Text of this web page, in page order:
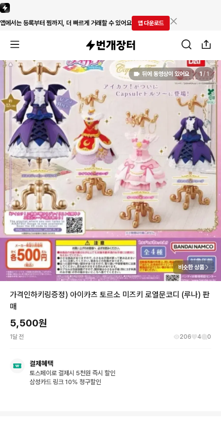
앱에서는 등록부터 찜까지, 더 빠르게 거래할 수 있어요 앱 다운로드
뒤에 동영상이 있어요 1 / 1
비슷한 상품
가격인하키링증정) 아이카츠 토르소 미즈키 로열문코디 (루나) 판
매
5,500원
1달 전 206 4 0
결제혜택
토스페이로 결제시 5천원 즉시 할인
삼성카드 링크 10% 청구할인